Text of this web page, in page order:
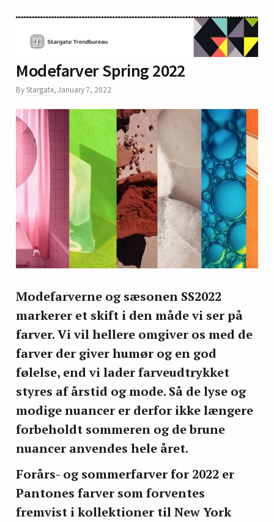
Modefarver Spring 2022
ByStargate,January 7, 2022
Modefarverne og sæsonen SS2022
markerer et skift i den måde vi ser på
farver. Vi vil hellere omgiver os med de
farver der giver humør og en god
følelse, end vi lader farveudtrykket
styres af årstid og mode. Så de lyse og
modige nuancer er derfor ikke længere
forbeholdt sommeren og de brune
nuancer anvendes hele året.
Forårs- og sommerfarver for 2022 er
Pantones farver som forventes
fremvist i kollektioner til New York